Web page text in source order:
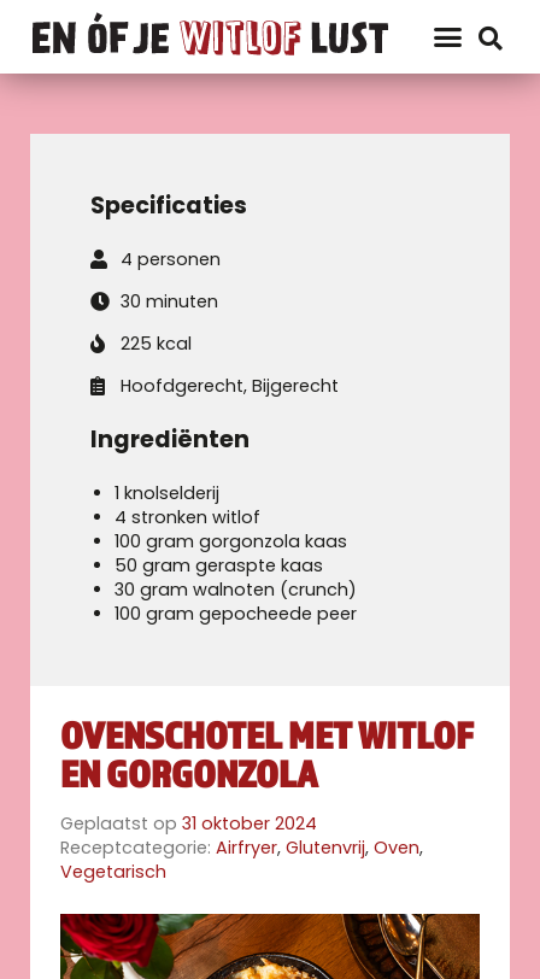
Specificaties
4 personen
30 minuten
225 kcal
Hoofdgerecht, Bijgerecht
Ingrediënten
1 knolselderij
4 stronken witlof
100 gram gorgonzola kaas
50 gram geraspte kaas
30 gram walnoten (crunch)
100 gram gepocheede peer
OVENSCHOTEL MET WITLOF
EN GORGONZOLA
Geplaatst op 31 oktober 2024
Receptcategorie: Airfryer, Glutenvrij, Oven,
Vegetarisch